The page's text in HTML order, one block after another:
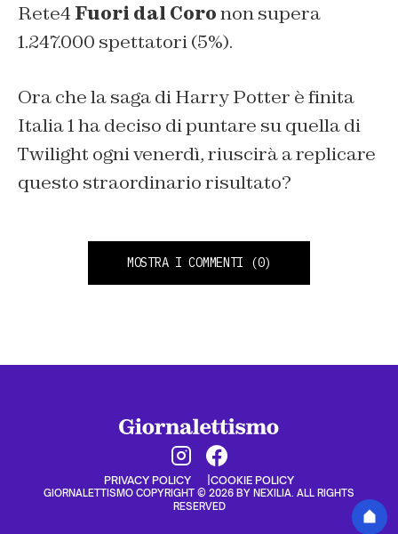
Rete4Fuori dal Coronon supera
1.247.000 spettatori (5%).
Ora che la saga di Harry Potter è finita
Italia 1 ha deciso di puntare su quella di
Twilight ogni venerdì, riuscirà a replicare
questo straordinario risultato?
MOSTRA I COMMENTI (0)
PRIVACY POLICY COOKIE POLICY
GIORNALETTISMO COPYRIGHT © 2026 BY NEXILIA. ALL RIGHTS
RESERVED